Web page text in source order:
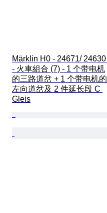
Märklin H0 - 24671/ 24630
- 火車組合 (7) - 1 个带电机
的三路道岔 + 1 个带电机的
左向道岔及 2 件延长段 C
Gleis